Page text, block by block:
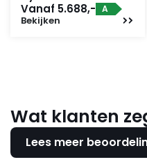
Vanaf 5.688,- A
Bekijken
Wat klanten
Lees meer